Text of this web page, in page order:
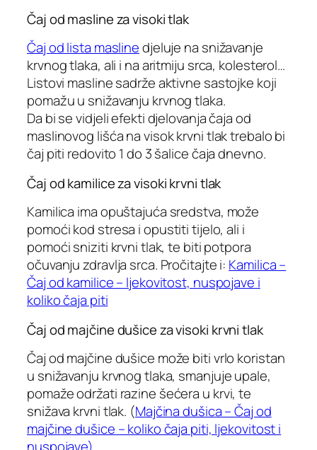
Čaj od masline za visoki tlak
Čaj od lista maslinedjeluje na snižavanje
krvnog tlaka, ali i na aritmiju srca, kolesterol…
Listovi masline sadrže aktivne sastojke koji
pomažu u snižavanju krvnog tlaka.
Da bi se vidjeli efekti djelovanja čaja od
maslinovog lišća na visok krvni tlak trebalo bi
čaj piti redovito 1 do 3 šalice čaja dnevno.
Čaj od kamilice za visoki krvni tlak
Kamilica ima opuštajuća sredstva, može
pomoći kod stresa i opustiti tijelo, ali i
pomoći sniziti krvni tlak, te biti potpora
očuvanju zdravlja srca. Pročitajte i: Kamilica –
Čaj od kamilice – ljekovitost, nuspojave i
koliko čaja piti
Čaj od majčine dušice za visoki krvni tlak
Čaj od majčine dušice može biti vrlo koristan
u snižavanju krvnog tlaka, smanjuje upale,
pomaže održati razine šećera u krvi, te
snižava krvni tlak. (Majčina dušica – Čaj od
majčine dušice – koliko čaja piti, ljekovitost i